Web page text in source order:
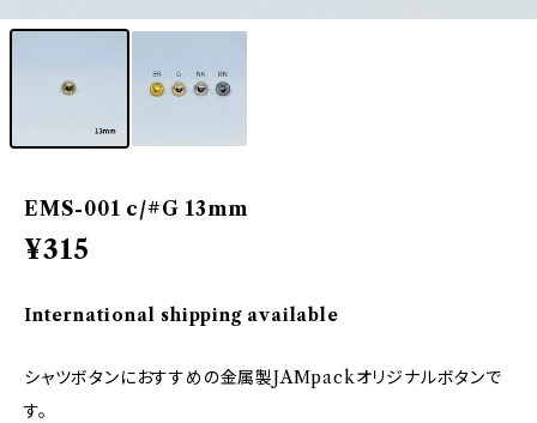
EMS-001 c/#G 13mm
¥315
International shipping available
シャツボタンにおすすめの金属製JAMpackオリジナルボタンで
す。